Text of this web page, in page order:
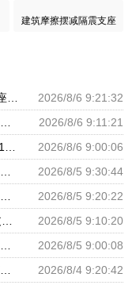
建筑摩擦摆减隔震支座
隔震支座LRB700厂家电话 建筑结构隔震支座厂家电话 LNR900隔震橡胶支座生产加工
2026/8/6 9:21:32
隔震支座商家生产厂家 建筑受力的橡胶隔震支座厂家 LNR隔震支座500厂家
2026/8/6 9:11:21
成品橡胶隔震支座源头工厂 LNR(H)-D620X179隔震支座源头工厂 水平分散型隔震支座生产厂家
2026/8/6 9:00:06
建筑连廊隔震支座 橡胶建筑隔震支座生产厂家 建筑铅芯隔振支座厂家
2026/8/5 9:30:44
LNR橡胶隔震支座400(II型)厂家 高阻尼减橡胶隔震支座厂家 建筑橡胶建筑隔震支座厂家
2026/8/5 9:20:22
HDR隔震橡胶支座 建筑水平力分散型隔震支座生产厂家 圆形高阻尼隔震支座的源头工厂
2026/8/5 9:10:20
建筑圆形高阻尼隔震支座源头工厂 橡胶隔震支座定制厂家 建筑橡胶隔震支座LRB500源头工厂
2026/8/5 9:00:08
房建橡胶抗震支座多少钱 建筑铅芯减震橡胶隔震支座厂家 LNR500橡胶支座厂家电话
2026/8/4 9:20:42